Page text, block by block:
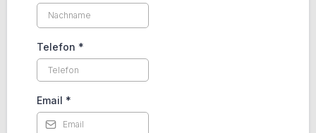
Telefon *
Email *